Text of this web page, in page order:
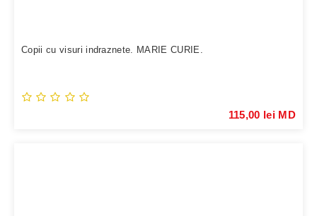
Copii cu visuri indraznete. MARIE CURIE.
115,00 lei MD